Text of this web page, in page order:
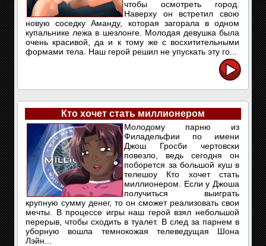
чтобы осмотреть город.
Наверху он встретил свою
новую соседку Аманду, которая загорала в одном
купальнике лежа в шезлонге. Молодая девушка была
очень красивой, да и к тому же с восхитительными
формами тела. Наш герой решил не упускать эту го...
Кто хочет стать миллионером
Молодому парню из
Филадельфии по имени
Джош Гросби чертовски
повезло, ведь сегодня он
поборется за большой куш в
телешоу Кто хочет стать
миллионером. Если у Джоша
получиться выиграть
крупную сумму денег, то он сможет реализовать свои
мечты. В процессе игры наш герой взял небольшой
перерыв, чтобы сходить в туалет. В след за парнем в
уборную вошла темнокожая телеведущая Шона
Лэйн...